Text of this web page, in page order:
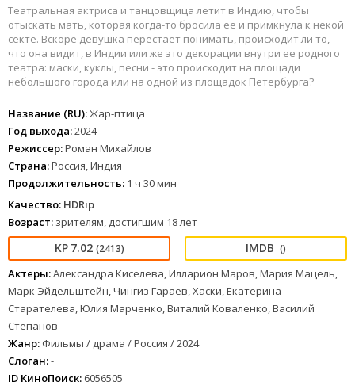
Театральная актриса и танцовщица летит в Индию, чтобы
отыскать мать, которая когда-то бросила ее и примкнула к некой
секте. Вскоре девушка перестаёт понимать, происходит ли то,
что она видит, в Индии или же это декорации внутри ее родного
театра: маски, куклы, песни - это происходит на площади
небольшого города или на одной из площадок Петербурга?
Название (RU):Жар-птица
Год выхода:2024
Режиссер:Роман Михайлов
Страна:Россия, Индия
Продолжительность: 1 ч 30 мин
Качество: HDRip
Возраст: зрителям, достигшим 18 лет
7.02 (2413) ()
Актеры:Александра Киселева, Илларион Маров, Мария Мацель,
Марк Эйдельштейн, Чингиз Гараев, Хаски, Екатерина
Старателева, Юлия Марченко, Виталий Коваленко, Василий
Степанов
Жанр: Фильмы / драма / Россия / 2024
Слоган:-
ID КиноПоиск: 6056505